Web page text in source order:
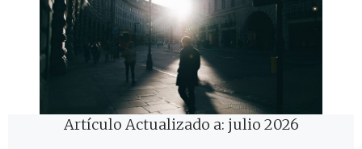
Artículo Actualizado a: julio 2026